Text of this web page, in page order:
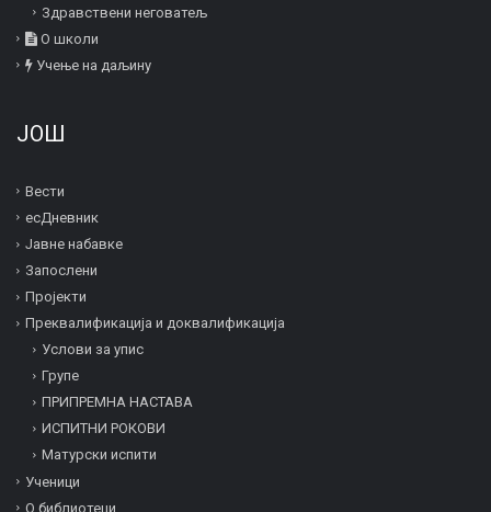
Здравствени неговатељ
О школи
Учење на даљину
ЈОШ
Вести
есДневник
Јавне набавке
Запослени
Пројекти
Преквалификација и дoквалификација
Услови за упис
Групе
ПРИПРЕМНА НАСТАВА
ИСПИТНИ РОКОВИ
Матурски испити
Ученици
О библиотеци